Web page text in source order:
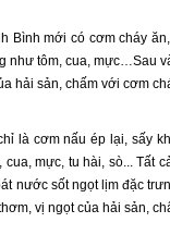
mới có cơm cháy
tôm, cua, mực…Sau
hải sản, chấm với cơm
là cơm nấu ép lại, sấy
mực, tu hài, sò... Tất
nước sốt ngọt lịm đặc
vị ngọt của hải sản,